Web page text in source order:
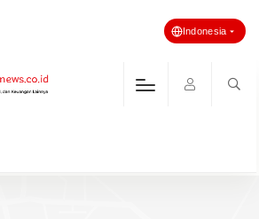
Indonesia